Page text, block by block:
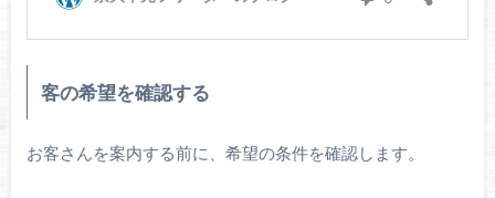
客の希望を確認する
お客さんを案内する前に、希望の条件を確認します。